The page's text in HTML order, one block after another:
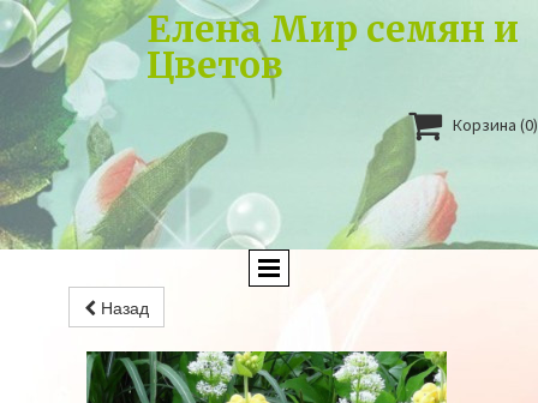
Елена Мир семян и
Цветов
 Корзина (0)
Назад